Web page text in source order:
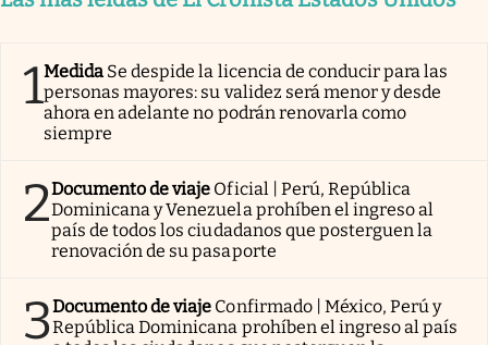
1Medida Se despide la licencia de conducir para las
personas mayores: su validez será menor y desde
ahora en adelante no podrán renovarla como
siempre
2Documento de viaje Oficial | Perú, República
Dominicana y Venezuela prohíben el ingreso al
país de todos los ciudadanos que posterguen la
renovación de su pasaporte
3Documento de viaje Confirmado | México, Perú y
República Dominicana prohíben el ingreso al país